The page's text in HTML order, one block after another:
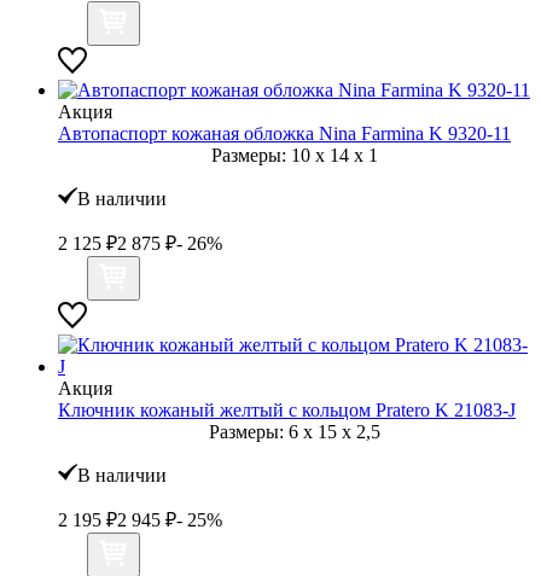
Акция
Автопаспорт кожаная обложка Nina Farmina K 9320-11
Размеры: 10 x 14 x 1
В наличии
2 125 ₽2 875 ₽- 26%
Акция
Ключник кожаный желтый с кольцом Pratero K 21083-J
Размеры: 6 x 15 x 2,5
В наличии
2 195 ₽2 945 ₽- 25%